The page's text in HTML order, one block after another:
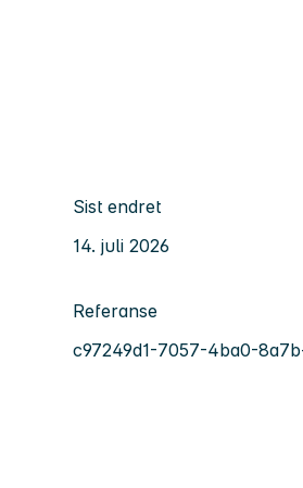
Sist endret
14. juli 2026
Referanse
c97249d1-7057-4ba0-